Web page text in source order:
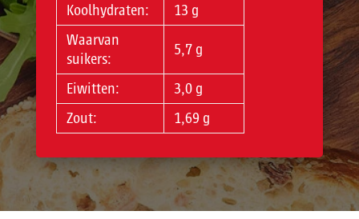
Koolhydraten:
13 g
Waarvan
suikers:
5,7 g
Eiwitten:
3,0 g
Zout:
1,69 g